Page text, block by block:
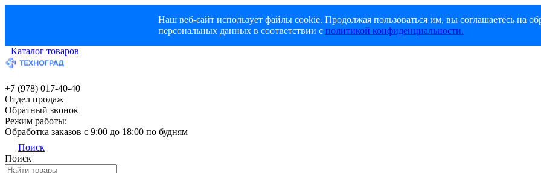
Наш веб-сайт использует файлы cookie. Продолжая пользоваться им, вы соглашаетесь на
персональных данных в соответствии с политикой конфиденциальности.
Каталог товаров
+7 (978) 017-40-40
Отдел продаж
Обратный звонок
Режим работы:
Обработка заказов с 9:00 до 18:00 по будням
Поиск
Поиск